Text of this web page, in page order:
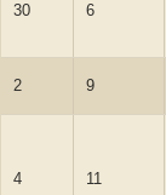
30 6
2 9
4 11